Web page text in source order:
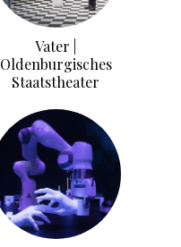
Vater |
Oldenburgisches
Staatstheater